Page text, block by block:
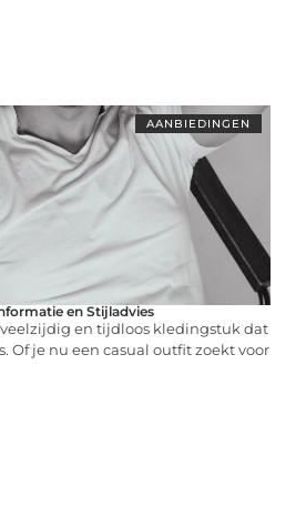
AANBIEDINGEN
en Stijladvies
en tijdloos kledingstuk dat
Of je nu een casual outfit zoekt voor